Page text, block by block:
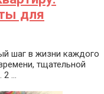
для
шаг в жизни каждого
тщательной
...